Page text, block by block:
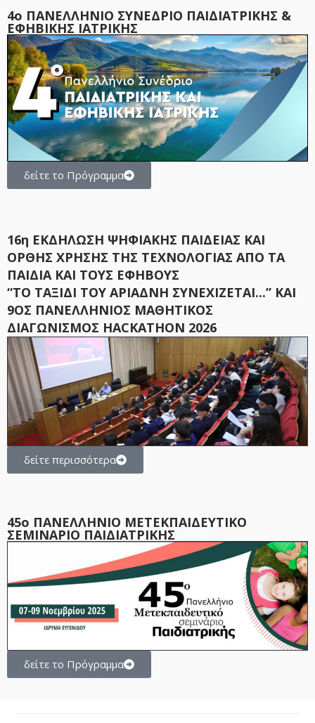
4ο ΠΑΝΕΛΛΗΝΙΟ ΣΥΝΕΔΡΙΟ ΠΑΙΔΙΑΤΡΙΚΗΣ &
ΕΦΗΒΙΚΗΣ ΙΑΤΡΙΚΗΣ
δείτε το Πρόγραμμα
16η ΕΚΔΗΛΩΣΗ ΨΗΦΙΑΚΗΣ ΠΑΙΔΕΙΑΣ ΚΑΙ
ΟΡΘΗΣ ΧΡΗΣΗΣ ΤΗΣ ΤΕΧΝΟΛΟΓΙΑΣ ΑΠΟ ΤΑ
ΠΑΙΔΙΑ ΚΑΙ ΤΟΥΣ ΕΦΗΒΟΥΣ
“ΤΟ ΤΑΞΙΔΙ ΤΟΥ ΑΡΙΑΔΝΗ ΣΥΝΕΧΙΖΕΤΑΙ...” ΚΑΙ
9ΟΣ ΠΑΝΕΛΛΗΝΙΟΣ ΜΑΘΗΤΙΚΟΣ
ΔΙΑΓΩΝΙΣΜΟΣ HACKATHON 2026
δείτε περισσότερα
45ο ΠΑΝΕΛΛΗΝΙΟ ΜΕΤΕΚΠΑΙΔΕΥΤΙΚΟ
ΣΕΜΙΝΑΡΙΟ ΠΑΙΔΙΑΤΡΙΚΗΣ
δείτε το Πρόγραμμα